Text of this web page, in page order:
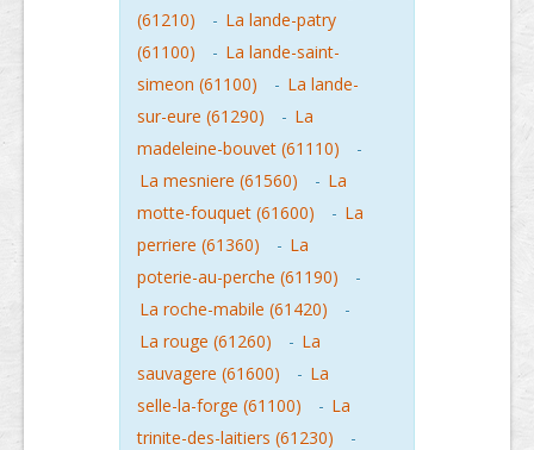
(61210)
- La lande-patry
(61100)
- La lande-saint-
simeon (61100)
- La lande-
sur-eure (61290)
- La
madeleine-bouvet (61110)
-
La mesniere (61560)
- La
motte-fouquet (61600)
- La
perriere (61360)
- La
poterie-au-perche (61190)
-
La roche-mabile (61420)
-
La rouge (61260)
- La
sauvagere (61600)
- La
selle-la-forge (61100)
- La
trinite-des-laitiers (61230)
-